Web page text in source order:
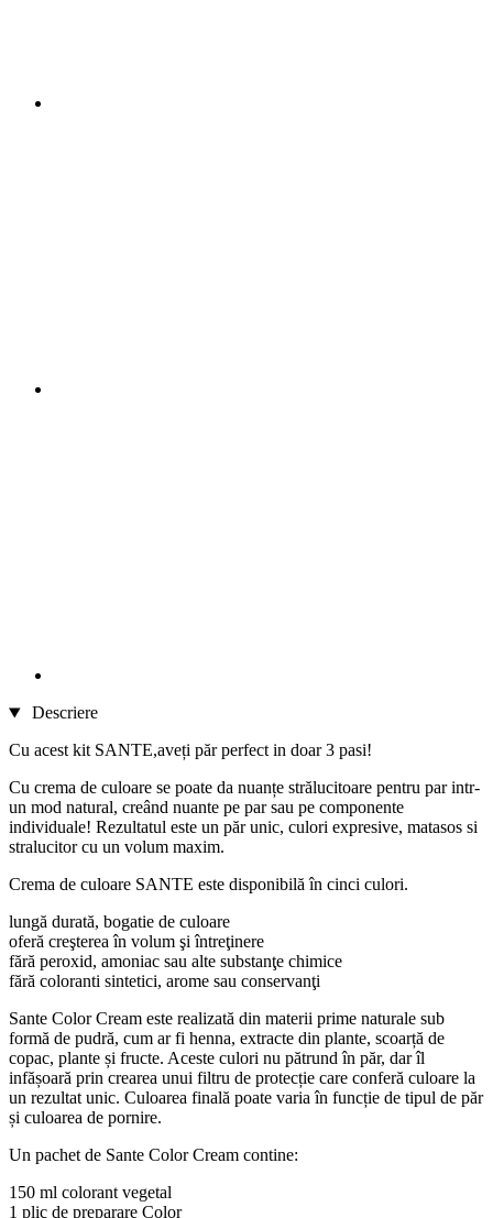
Descriere
Cu acest kit SANTE,aveți păr perfect in doar 3 pasi!
Cu crema de culoare se poate da nuanțe strălucitoare pentru par intr-
un mod natural, creând nuante pe par sau pe componente
individuale! Rezultatul este un păr unic, culori expresive, matasos si
stralucitor cu un volum maxim.
Crema de culoare SANTE este disponibilă în cinci culori.
lungă durată, bogatie de culoare
oferă creşterea în volum şi întreţinere
fără peroxid, amoniac sau alte substanţe chimice
fără coloranti sintetici, arome sau conservanţi
Sante Color Cream este realizată din materii prime naturale sub
formă de pudră, cum ar fi henna, extracte din plante, scoarță de
copac, plante și fructe. Aceste culori nu pătrund în păr, dar îl
infășoară prin crearea unui filtru de protecție care conferă culoare la
un rezultat unic. Culoarea finală poate varia în funcție de tipul de păr
și culoarea de pornire.
Un pachet de Sante Color Cream contine:
150 ml colorant vegetal
1 plic de preparare Color